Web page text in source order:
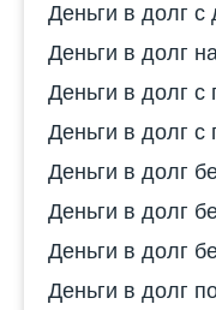
Деньги в долг с
Деньги в долг
Деньги в долг с
Деньги в долг с
Деньги в долг
Деньги в долг
Деньги в долг
Деньги в долг